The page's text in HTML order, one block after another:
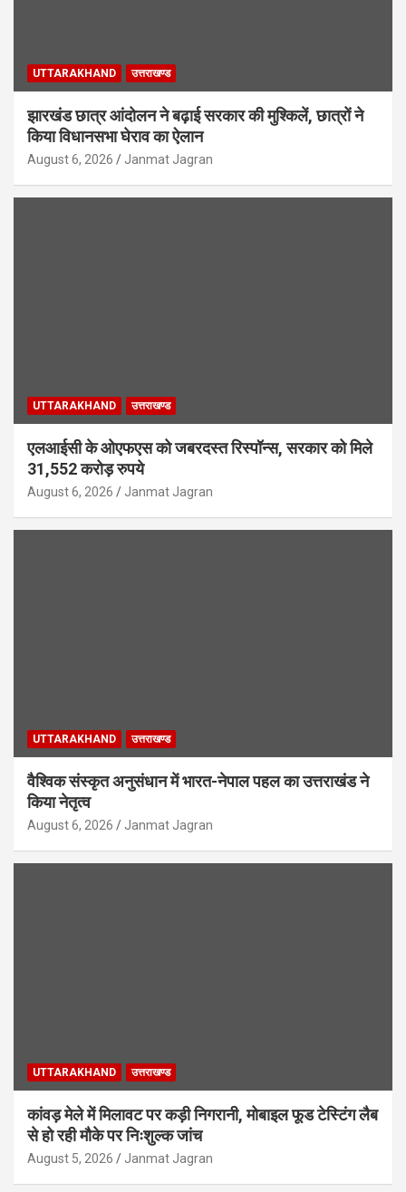
UTTARAKHAND उत्तराखण्ड
झारखंड छात्र आंदोलन ने बढ़ाई सरकार की मुश्किलें, छात्रों ने
किया विधानसभा घेराव का ऐलान
August 6, 2026 Janmat Jagran
UTTARAKHAND उत्तराखण्ड
एलआईसी के ओएफएस को जबरदस्त रिस्पॉन्स, सरकार को मिले
31,552 करोड़ रुपये
August 6, 2026 Janmat Jagran
UTTARAKHAND उत्तराखण्ड
वैश्विक संस्कृत अनुसंधान में भारत-नेपाल पहल का उत्तराखंड ने
किया नेतृत्व
August 6, 2026 Janmat Jagran
UTTARAKHAND उत्तराखण्ड
कांवड़ मेले में मिलावट पर कड़ी निगरानी, मोबाइल फूड टेस्टिंग लैब
से हो रही मौके पर निःशुल्क जांच
August 5, 2026 Janmat Jagran